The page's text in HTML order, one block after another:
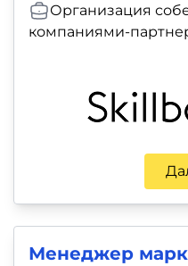
Организация
компаниями-
Менеджер